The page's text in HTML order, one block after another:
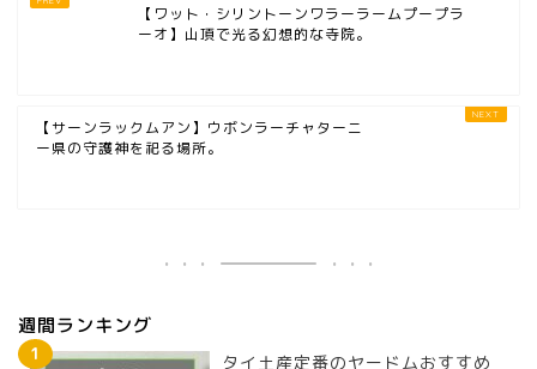
【ワット・シリントーンワラーラームプープラ
ーオ】山頂で光る幻想的な寺院。
【サーンラックムアン】ウボンラーチャターニ
ー県の守護神を祀る場所。
週間ランキング
タイ土産定番のヤードムおすすめ